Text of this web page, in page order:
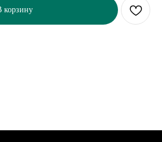
корзину